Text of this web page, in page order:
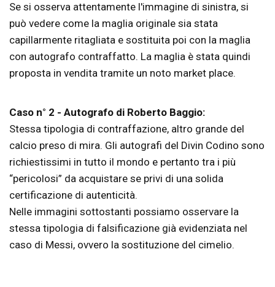
Se si osserva attentamente l'immagine di sinistra, si
può vedere come la maglia originale sia stata
capillarmente ritagliata e sostituita poi con la maglia
con autografo contraffatto. La maglia è stata quindi
proposta in vendita tramite un noto market place.
Caso n° 2 - Autografo di Roberto Baggio:
Stessa tipologia di contraffazione, altro grande del
calcio preso di mira. Gli autografi del Divin Codino sono
richiestissimi in tutto il mondo e pertanto tra i più
“pericolosi” da acquistare se privi di una solida
certificazione di autenticità.
Nelle immagini sottostanti possiamo osservare la
stessa tipologia di falsificazione già evidenziata nel
caso di Messi, ovvero la sostituzione del cimelio.